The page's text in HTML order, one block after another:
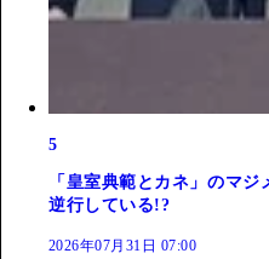
5
「皇室典範とカネ」のマ
逆行している!?
2026年07月31日 07:00